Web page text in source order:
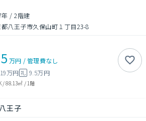
年 /2階建
都八王子市久保山町１丁目23-8
万円 /管理費なし
19万円 礼 9.5万円
/88.13㎡ / 1階
王子